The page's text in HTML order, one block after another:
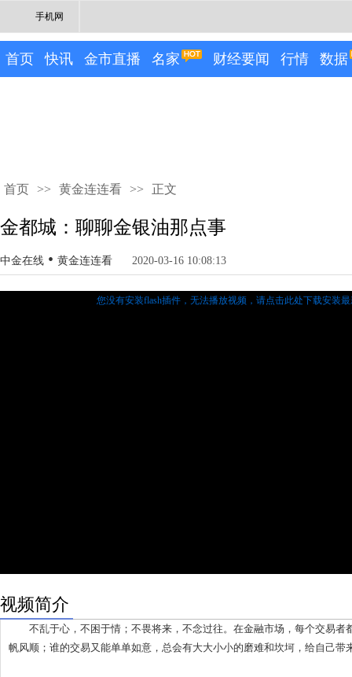
手机网
首页 快讯 金市直播 名家 财经要闻 行情 数据
首页 >> 黄金连连看 >> 正文
金都城：聊聊金银油那点事
中金在线 • 黄金连连看 2020-03-16 10:08:13
您没有安装flash插件，无法播放视频， 请点击此处下载安装
视频简介
不乱于心，不困于情；不畏将来，不念过往。在金融市场，每个交易者
帆风顺；谁的交易又能单单如意，总会有大大小小的磨难和坎坷，给自己带